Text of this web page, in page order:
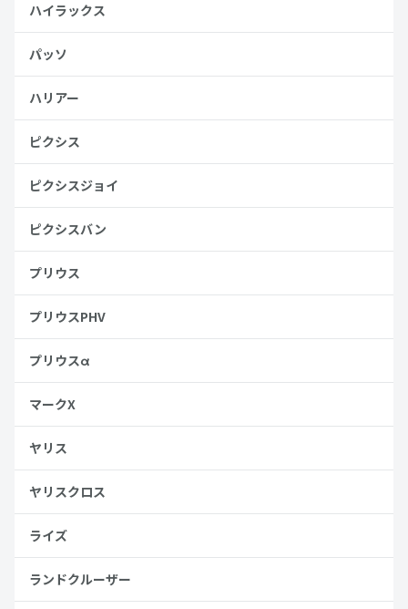
ハイラックス
パッソ
ハリアー
ピクシス
ピクシスジョイ
ピクシスバン
プリウス
プリウスPHV
プリウスα
マークX
ヤリス
ヤリスクロス
ライズ
ランドクルーザー